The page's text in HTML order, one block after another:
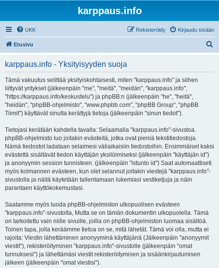
karppaus.info
UKK Kirjaudu sisään
Rekisteröidy
Etusivu
karppaus.info - Yksityisyyden suoja
Tämä vakuutus selittää yksityiskohtaisesti, miten "karppaus.info" ja siihen
liittyvät yritykset (jälkeenpäin "me", "meitä", "meidän", "karppaus.info",
"https://karppaus.info/keskustelu") ja phpBB:n (jälkeenpäin "he", "heitä",
"heidän", "phpBB-ohjelmisto", "www.phpbb.com", "phpBB Group", "phpBB
Tiimit") käyttävät sinulta kerättyjä tietoja (jälkeenpäin "sinun tiedot").
Tietojasi kerätään kahdella tavalla: Selaamalla "karppaus.info"-sivustoa.
phpBB-ohjelmisto luo joitakin evästeitä, jotka ovat pieniä tekstitiedostoja.
Nämä tiedostot ladataan selaimesi väliaikaisiin tiedostoihin. Ensimmäiset kaksi
evästettä sisältävät tiedon käyttäjän yksilöimiseksi (jälkeenpäin "käyttäjän id")
ja anonyymin session tunnisteen. (jälkeenpäin "istunto id") Saat automaattiseti
myös kolmannen evästeen, kun olet selannut joitakin viestejä "karppaus.info"-
sivustolla ja näitä käytetään tallentamaan lukemiasi vestiketjuja ja näin
parantaen käyttökokemustasi.
Saatamme myös luoda phpBB-ohjelmiston ulkopuolisen evästeen
"karppaus.info"-sivustolta, Mutta se on tämän dokumentin ulkopuolella. Tämä
on tarkoitettu vain niille sivuille, joilla on phpBB-ohjelmiston luomaa sisältöä.
Toinen tapa, jolla keräämme tietoa on se, mitä lähetät. Tämä voi olla, mutta ei
rajoita: Viestin lähettäminen anonyyminä käyttäjänä (Jälkeenpäin "anonyymit
viestit"), rekisteröityminen "karppaus.info"-sivustolle (jälkeenpäin "omat
tunnuksesi") ja lähettämäsi viestit rekisteröitymisen ja sisäänkirjautumisen
jälkeen (jälkeenpäin "omat viestisi").